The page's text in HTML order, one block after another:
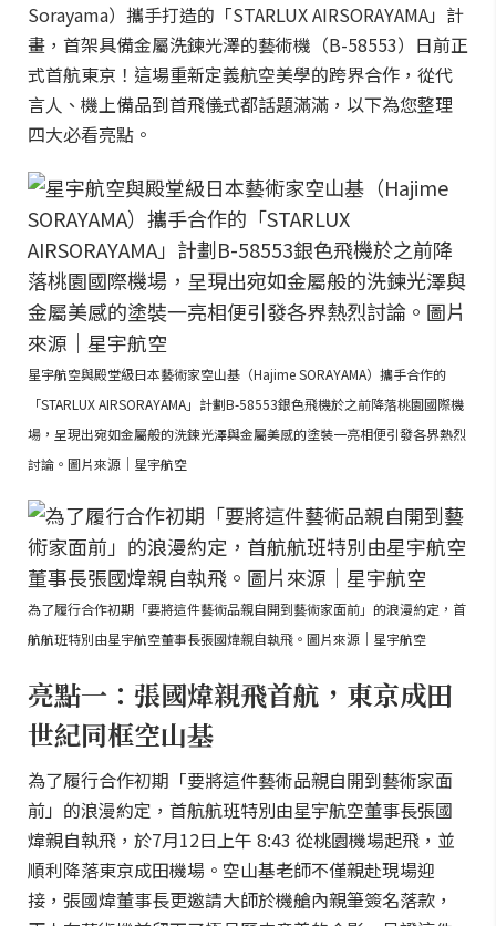
Sorayama）攜手打造的「STARLUX AIRSORAYAMA」計
畫，首架具備金屬洗鍊光澤的藝術機（B-58553）日前正
式首航東京！這場重新定義航空美學的跨界合作，從代
言人、機上備品到首飛儀式都話題滿滿，以下為您整理
四大必看亮點。
星宇航空與殿堂級日本藝術家空山基（Hajime SORAYAMA）攜手合作的
「STARLUX AIRSORAYAMA」計劃B-58553銀色飛機於之前降落桃園國際機
場，呈現出宛如金屬般的洗鍊光澤與金屬美感的塗裝一亮相便引發各界熱烈
討論。圖片來源｜星宇航空
為了履行合作初期「要將這件藝術品親自開到藝術家面前」的浪漫約定，首
航航班特別由星宇航空董事長張國煒親自執飛。圖片來源｜星宇航空
亮點一：張國煒親飛首航，東京成田
世紀同框空山基
為了履行合作初期「要將這件藝術品親自開到藝術家面
前」的浪漫約定，首航航班特別由星宇航空董事長張國
煒親自執飛，於7月12日上午 8:43 從桃園機場起飛，並
順利降落東京成田機場。空山基老師不僅親赴現場迎
接，張國煒董事長更邀請大師於機艙內親筆簽名落款，